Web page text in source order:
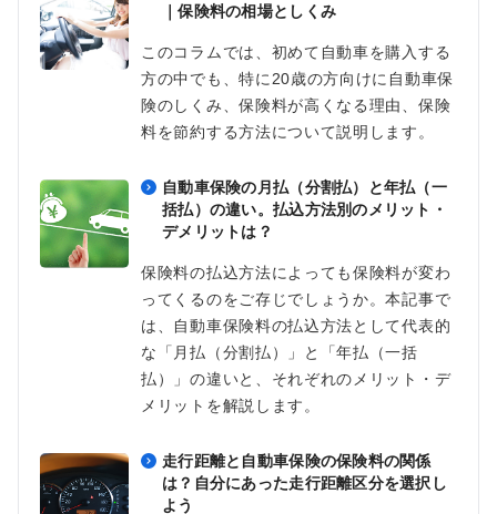
｜保険料の相場としくみ
このコラムでは、初めて自動車を購入する
方の中でも、特に20歳の方向けに自動車保
険のしくみ、保険料が高くなる理由、保険
料を節約する方法について説明します。
自動車保険の月払（分割払）と年払（一
括払）の違い。払込方法別のメリット・
デメリットは？
保険料の払込方法によっても保険料が変わ
ってくるのをご存じでしょうか。本記事で
は、自動車保険料の払込方法として代表的
な「月払（分割払）」と「年払（一括
払）」の違いと、それぞれのメリット・デ
メリットを解説します。
走行距離と自動車保険の保険料の関係
は？自分にあった走行距離区分を選択し
よう